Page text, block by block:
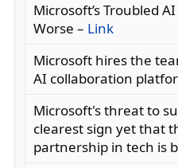
Microsoft’s Troubled
Worse – Link
Microsoft hires the
AI collaboration
Microsoft's threat to
clearest sign yet that
partnership in tech is